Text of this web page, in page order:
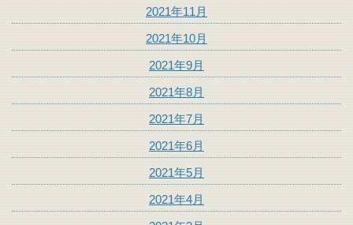
2021年11月
2021年10月
2021年9月
2021年8月
2021年7月
2021年6月
2021年5月
2021年4月